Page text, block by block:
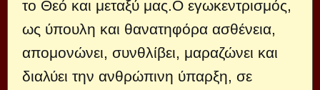
το Θεό και μεταξύ μας.Ο εγωκεντρισμός,
ως ύπουλη και θανατηφόρα ασθένεια,
απομονώνει, συνθλίβει, μαραζώνει και
διαλύει την ανθρώπινη ύπαρξη, σε